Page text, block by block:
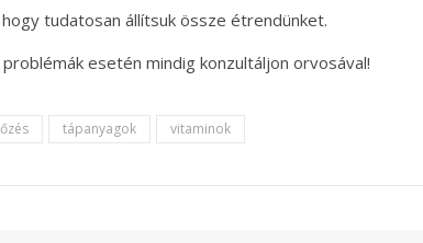
tudatosan állítsuk össze étrendünket.
esetén mindig konzultáljon orvosával!
tápanyagok vitaminok